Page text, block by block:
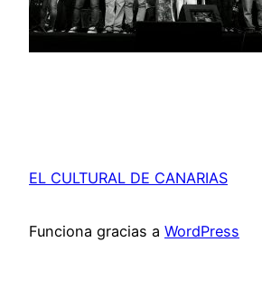
EL CULTURAL DE CANARIAS
Funciona gracias a WordPress